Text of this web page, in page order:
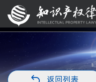
返回列表